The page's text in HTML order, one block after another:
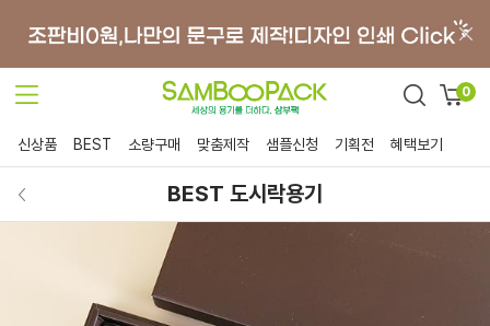
0
신상품 BEST 소량구매 맞춤제작 샘플신청 기획전 혜택보기
BEST 도시락용기